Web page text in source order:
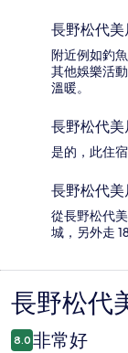
長野松代美
附近例如釣
其他娛樂活
溫暖。
長野松代美
是的，此住宿
長野松代美
從長野松代
城，另外走
評
論
長野松代
8.0 非常好